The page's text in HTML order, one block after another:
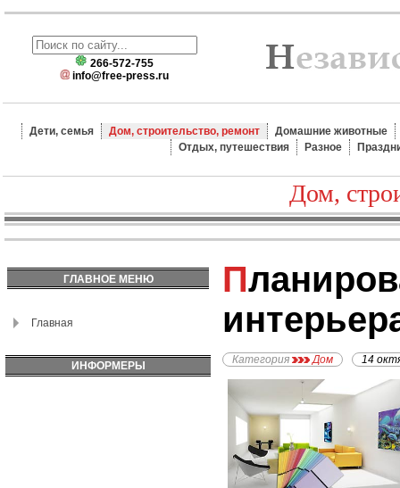
266-572-755
info@free-press.ru
Дети, семья Дом, строительство, ремонт
Домашние животные
Отдых, путешествия
Разное
Дом,
ГЛАВНОЕ МЕНЮ
Главная
ИНФОРМЕРЫ
Планирование
Категория Дом 14